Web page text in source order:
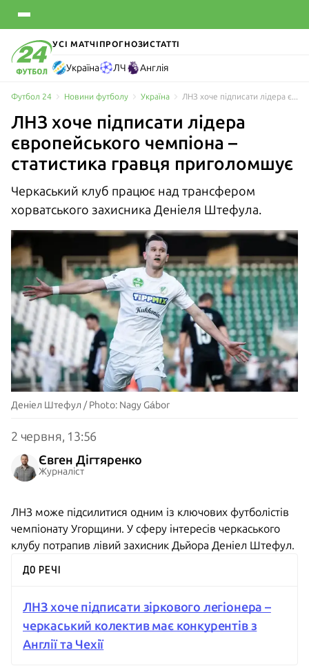
УСІ МАТЧІ ПРОГНОЗИСТАТТІ
Україна ЛЧ Англія
Футбол 24 Новини футболу Україна
ЛНЗ хоче підписати лідера
європейського чемпіона –
статистика гравця приголомшує
Черкаський клуб працює над трансфером
хорватського захисника Деніеля Штефула.
Деніел Штефул / Photo: Nagy Gábor
2 червня, 13:56
Євген Дігтяренко
Журналіст
ЛНЗ може підсилитися одним із ключових футболістів
чемпіонату Угорщини. У сферу інтересів черкаського
клубу потрапив лівий захисник Дьйора Деніел Штефул.
ДО РЕЧІ
ЛНЗ хоче підписати зіркового легіонера –
черкаський колектив має конкурентів з
Англії та Чехії